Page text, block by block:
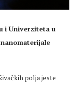
i Univerziteta u
polja jeste